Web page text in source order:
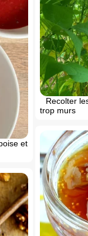
et
Recolter
trop murs